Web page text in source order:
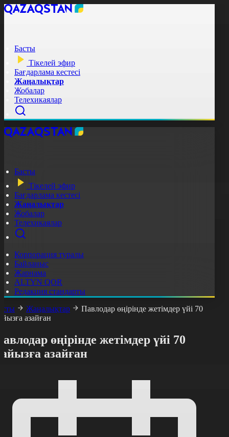
Басты
Тікелей эфир
Бағдарлама кестесі
Жаңалықтар
Жобалар
Телехикаялар
Басты
Тікелей эфир
Бағдарлама кестесі
Жаңалықтар
Жобалар
Телехикаялар
Корпорация туралы
Байланыс
Жарнама
ALTYN QOR
Редакция стандарты
Жаңалықтар
Павлодар өңірінде жетімдер үйі 70
азайған
өңірінде жетімдер үйі 70
азайған